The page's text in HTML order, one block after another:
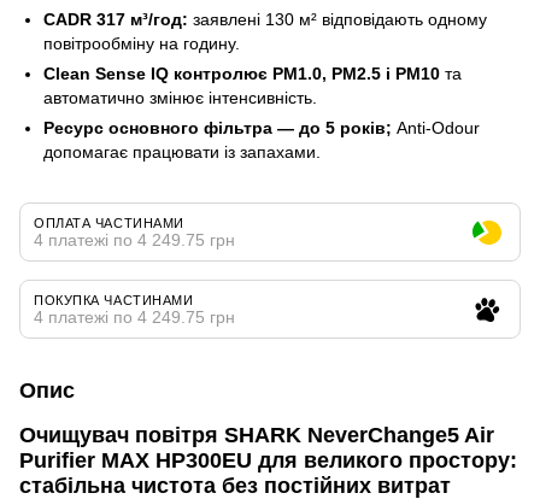
CADR 317 м³/год: заявлені 130 м² відповідають одному
повітрообміну на годину.
Clean Sense IQ контролює PM1.0, PM2.5 і PM10 та
автоматично змінює інтенсивність.
Ресурс основного фільтра — до 5 років; Anti-Odour
допомагає працювати із запахами.
ОПЛАТА ЧАСТИНАМИ
4 платежі по 4 249.75 грн
ПОКУПКА ЧАСТИНАМИ
4 платежі по 4 249.75 грн
Опис
Очищувач повітря SHARK NeverChange5 Air
Purifier MAX HP300EU для великого простору:
стабільна чистота без постійних витрат